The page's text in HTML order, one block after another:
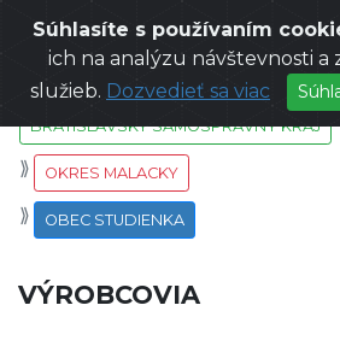
SLOVENSKO
BRATISLAVSKÝ SAMOSPRÁVNY KRAJ
OKRES MALACKY
OBEC STUDIENKA
VÝROBCOVIA
Súhlasíte s používaním
ich na analýzu návštevnosti a
služieb. Dozvedieť sa viac